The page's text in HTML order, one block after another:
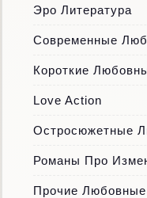
Эро Литература
Современные
Короткие
Love Action
Остросюжетные
Романы Про
Прочие